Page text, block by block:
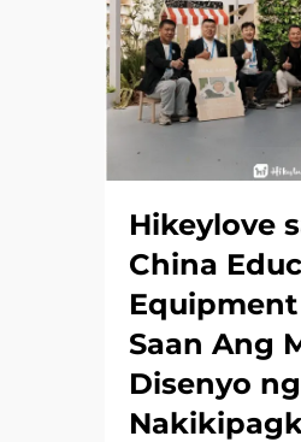
Hikeylove
China
Saan Ang
Disenyo